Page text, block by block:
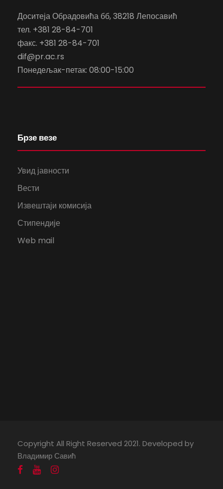
Доситеја Обрадовића бб, 38218 Лепосавић
тел. +381 28-84-701
факс. +381 28-84-701
dif@pr.ac.rs
Понедељак-петак: 08:00-15:00
Брзе везе
Увид јавности
Вести
Извештаји комисија
Стипендије
Web mail
Copyright All Right Reserved 2021. Developed by
Владимир Савић